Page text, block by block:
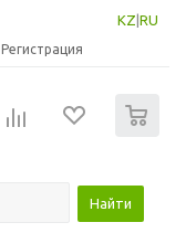
KZ RU
Регистрация
Найти